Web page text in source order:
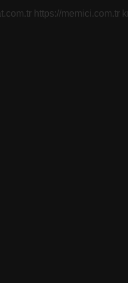
https://memici.com.tr